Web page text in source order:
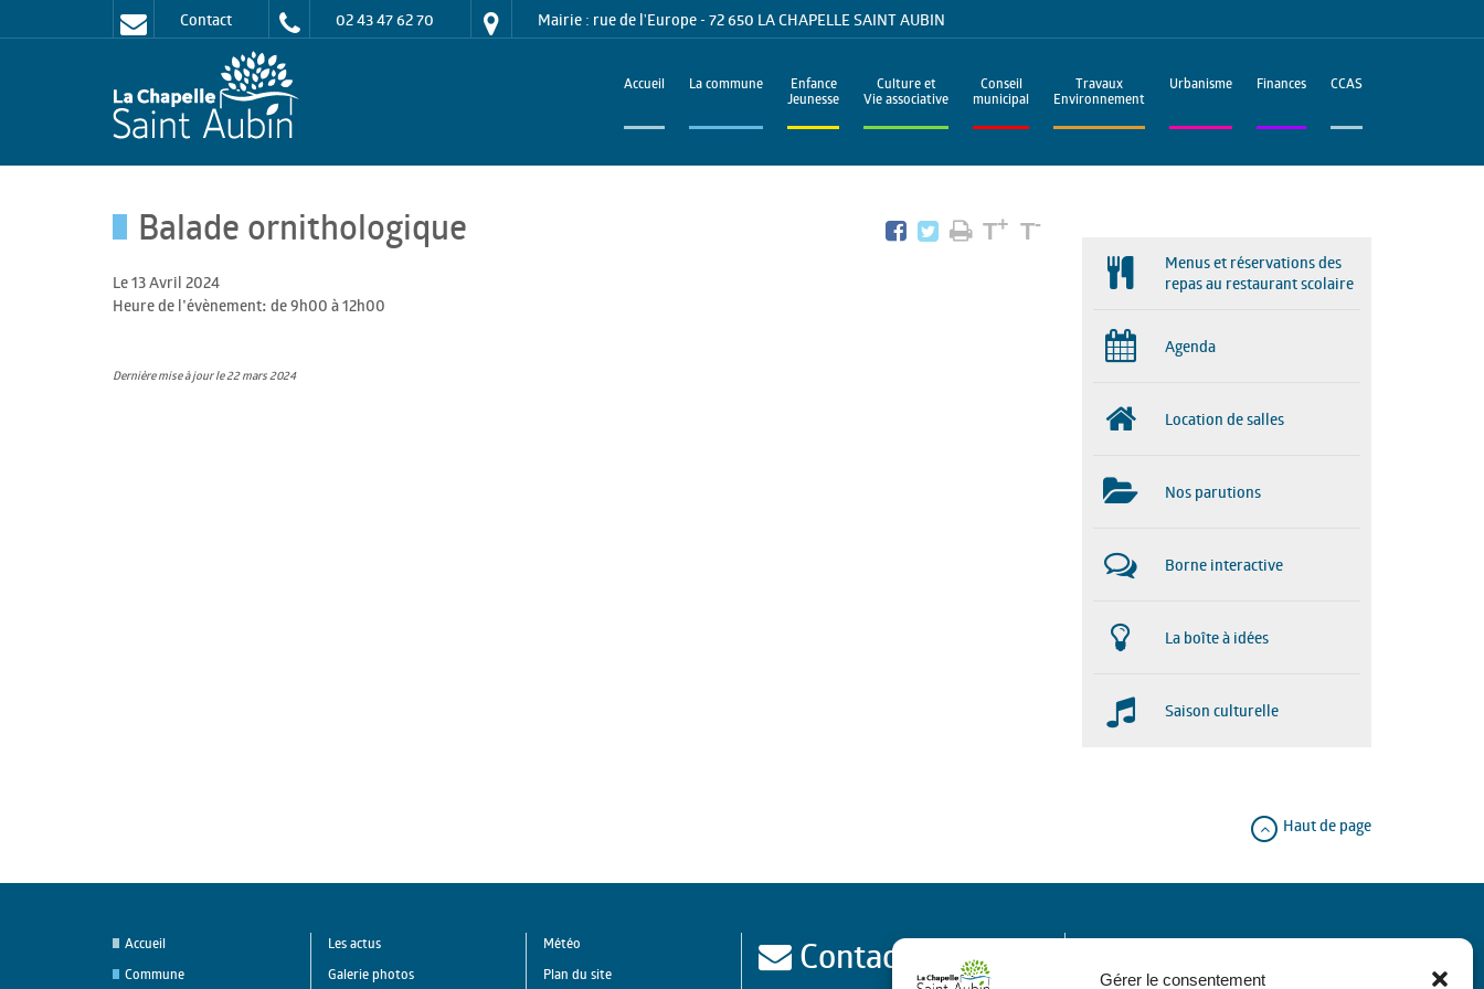
Gérer le consentement
Contact 02 43 47 62 70 Mairie : rue de l'Europe - 72 650 LA CHAPELLE SAINT AUBIN
Accueil La commune
Enfance
Jeunesse
Culture et
Vie associative
Conseil
municipal
Travaux
Environnement
Urbanisme Finances CCAS
Balade ornithologique T+ T-
Le 13 Avril 2024
Heure de l'évènement: de 9h00 à 12h00
Dernière mise à jour le 22 mars 2024
Menus et réservations des
repas au restaurant scolaire
Agenda
Location de salles
Nos parutions
Borne interactive
La boîte à idées
Saison culturelle
Haut de page
Accueil
Commune
Les actus
Galerie photos
Météo
Plan du site
Contact